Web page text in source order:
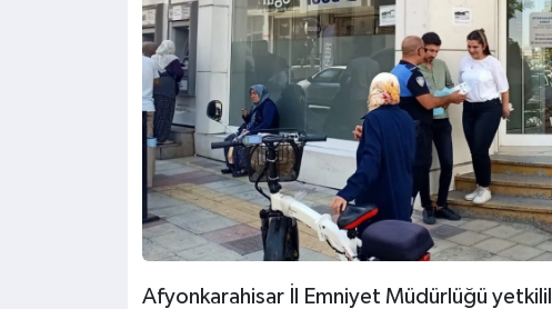
Afyonkarahisar İl Emniyet Müdürlüğü